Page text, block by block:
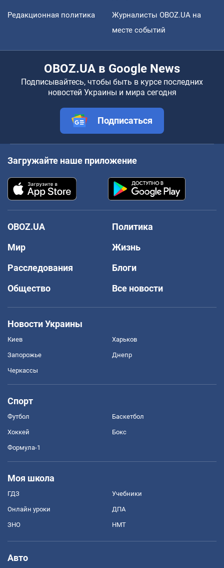
Редакционная политика
Журналисты OBOZ.UA на
месте событий
OBOZ.UA в Google News
Подписывайтесь, чтобы быть в курсе последних
новостей Украины и мира сегодня
Подписаться
Загружайте наше приложение
OBOZ.UA
Политика
Мир
Жизнь
Расследования
Блоги
Общество
Все новости
Новости Украины
Киев Харьков
Запорожье Днепр
Черкассы
Спорт
Футбол Баскетбол
Хоккей Бокс
Формула-1
Моя школа
ГДЗ Учебники
Онлайн уроки ДПА
ЗНО НМТ
Авто